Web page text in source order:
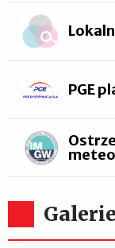
PGE
Galerie